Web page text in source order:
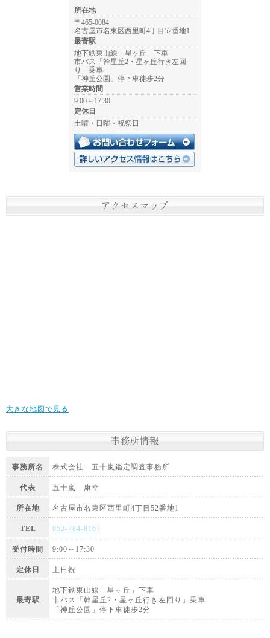
所在地
〒465-0084
名古屋市名東区西里町4丁目52番地1
最寄駅
地下鉄東山線「星ヶ丘」下車
市バス「幹星丘2・星ヶ丘行き左回
り」乗車
「神丘公園」停下車徒歩2分
営業時間
9:00～17:30
定休日
土曜・日曜・祝祭日
アクセスマップ
大きな地図で見る
事務所情報
事務所名 株式会社 五十嵐鑑定調査事務所
代表 五十嵐 康幸
所在地 名古屋市名東区西里町4丁目52番地1
TEL 052-784-8167
受付時間 9:00～17:30
定休日 土日祝
最寄駅
地下鉄東山線「星ヶ丘」下車
市バス「幹星丘2・星ヶ丘行き左回り」乗車
「神丘公園」停下車徒歩2分